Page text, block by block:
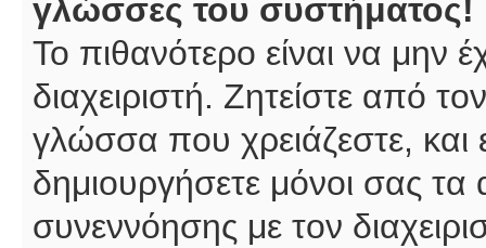
γλώσσες του συστήματος!
Το πιθανότερο είναι να μην
διαχειριστή. Ζητείστε από
γλώσσα που χρειάζεστε, και
δημιουργήσετε μόνοι σας
συνεννόησης με τον